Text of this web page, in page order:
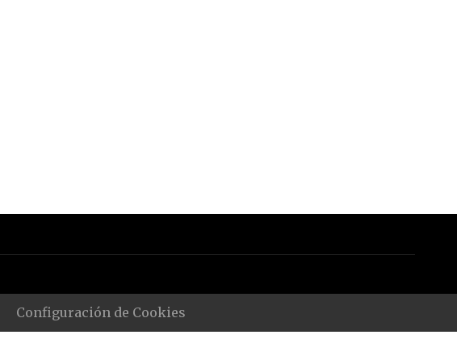
Configuración de Cookies